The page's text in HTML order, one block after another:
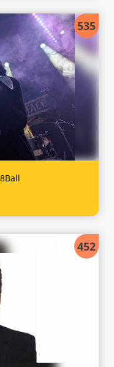
535
452